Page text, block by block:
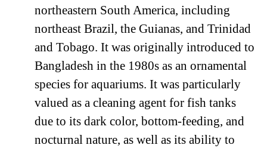
northeastern South America, including
northeast Brazil, the Guianas, and Trinidad
and Tobago. It was originally introduced to
Bangladesh in the 1980s as an ornamental
species for aquariums. It was particularly
valued as a cleaning agent for fish tanks
due to its dark color, bottom-feeding, and
nocturnal nature, as well as its ability to